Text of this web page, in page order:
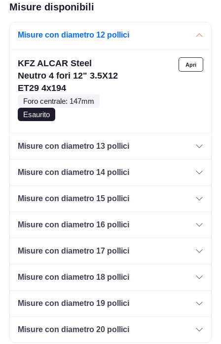
Misure disponibili
Misure con diametro 12 pollici
KFZ ALCAR Steel
Neutro 4 fori 12" 3.5X12
ET29 4x194
Foro centrale: 147mm
Esaurito
Misure con diametro 13 pollici
Misure con diametro 14 pollici
Misure con diametro 15 pollici
Misure con diametro 16 pollici
Misure con diametro 17 pollici
Misure con diametro 18 pollici
Misure con diametro 19 pollici
Misure con diametro 20 pollici